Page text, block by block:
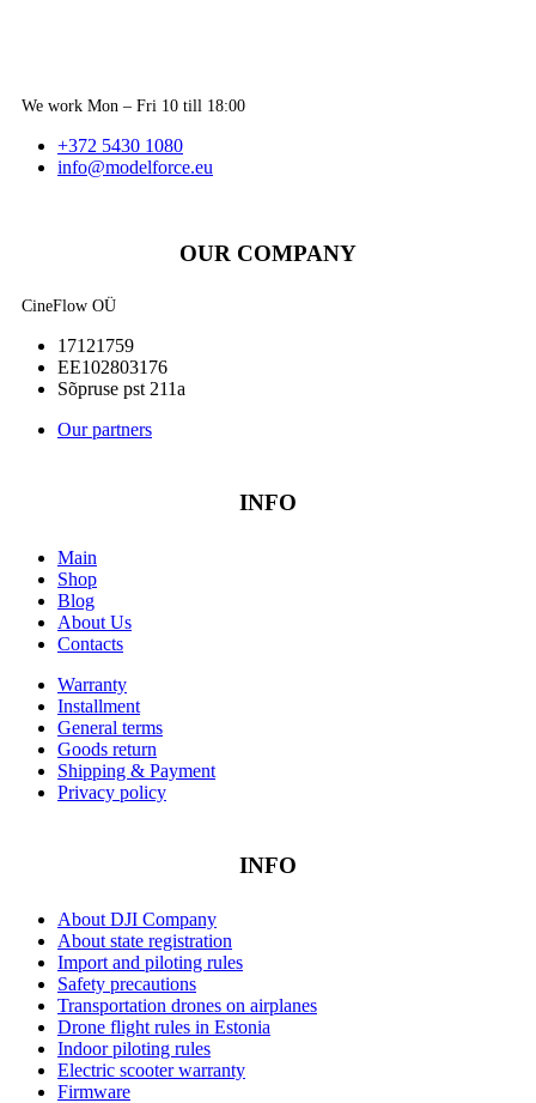
We work Mon – Fri 10 till 18:00
+372 5430 1080
info@modelforce.eu
OUR COMPANY
CineFlow OÜ
17121759
EE102803176
Sõpruse pst 211a
Our partners
INFO
Main
Shop
Blog
About Us
Contacts
Warranty
Installment
General terms
Goods return
Shipping & Payment
Privacy policy
INFO
About DJI Company
About state registration
Import and piloting rules
Safety precautions
Transportation drones on airplanes
Drone flight rules in Estonia
Indoor piloting rules
Electric scooter warranty
Firmware